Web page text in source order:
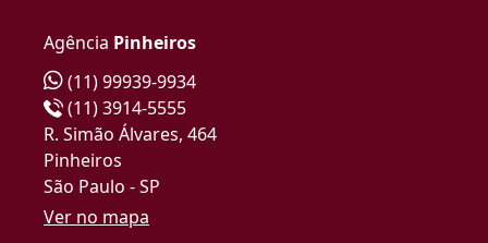
Agência Pinheiros
(11) 99939-9934
(11) 3914-5555
R. Simão Álvares, 464
Pinheiros
São Paulo - SP
Ver no mapa